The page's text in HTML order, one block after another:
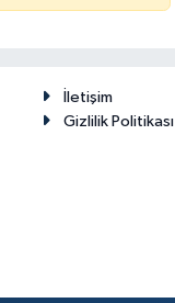
İletişim
Gizlilik Politikası